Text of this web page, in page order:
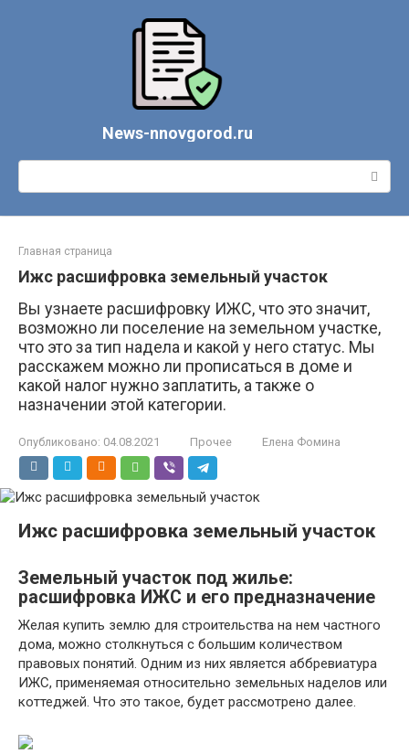
News-nnovgorod.ru
Поиск:
Главная страница
Ижс расшифровка земельный участок
Вы узнаете расшифровку ИЖС, что это значит,
возможно ли поселение на земельном участке,
что это за тип надела и какой у него статус. Мы
расскажем можно ли прописаться в доме и
какой налог нужно заплатить, а также о
назначении этой категории.
Опубликовано: 04.08.2021 Прочее Елена Фомина
Ижс расшифровка земельный участок
Земельный участок под жилье:
расшифровка ИЖС и его предназначение
Желая купить землю для строительства на нем частного
дома, можно столкнуться с большим количеством
правовых понятий. Одним из них является аббревиатура
ИЖС, применяемая относительно земельных наделов или
коттеджей. Что это такое, будет рассмотрено далее.